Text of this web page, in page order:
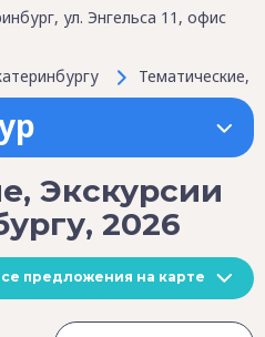
ул. Энгельса 11, офис
Тематические,
Экскурсии
2026
предложения на карте